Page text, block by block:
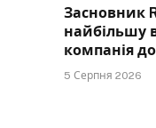
Засновник
найбільшу
компанія
5 Серпня 2026